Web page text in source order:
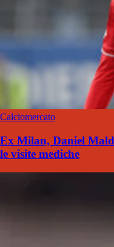
Calciomercato
Ex Milan, Daniel
le visite mediche